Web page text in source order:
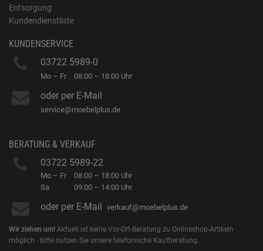
Entsorgung
Kundendienstliste
KUNDENSERVICE
03722 5989-0
Mo – Fr 08:00 – 18:00 Uhr
oder per E-Mail
service@moebelplus.de
BERATUNG & VERKAUF
03722 5989-22
Mo – Fr
Sa
08:00 – 18:00 Uhr
09:00 – 14:00 Uhr
oder per E-Mail verkauf@moebelplus.de
Wir ziehen um! Aktuell ist keine Vor-Ort-Beratung zu Onlineshop-Artikeln
möglich - bitte nutzen Sie unsere telefonische Kaufberatung.